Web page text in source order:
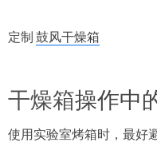
定制 鼓风干燥箱
干燥箱操作中
使用实验室烤箱时，最好